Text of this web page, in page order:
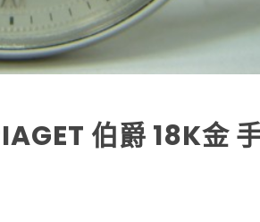
伯爵 18K金